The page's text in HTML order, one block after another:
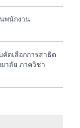
พนักงาน
ดเลือกการสาธิต
าลัย ภาควิชา